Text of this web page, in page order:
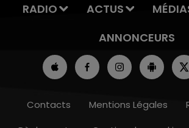
RADIO ACTUS
ANNONCEURS
Contacts Mentions Légales